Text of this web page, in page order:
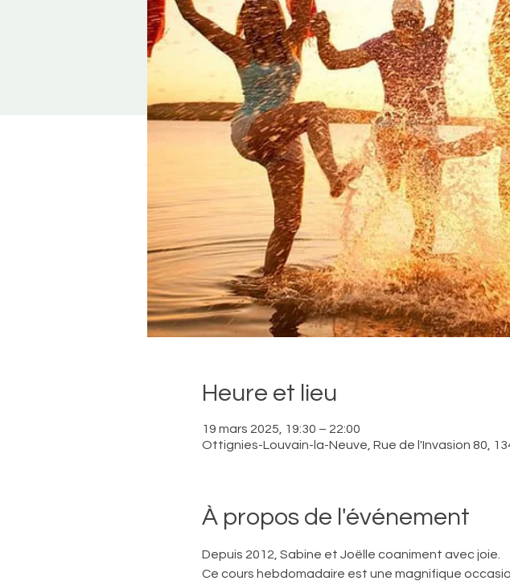
Heure et lieu
19 mars 2025, 19:30 – 22:00
Ottignies-Louvain-la-Neuve, Rue de l'Invasion 80,
À propos de l'événement
Depuis 2012, Sabine et Joëlle coaniment avec joie.
Ce cours hebdomadaire est une magnifique